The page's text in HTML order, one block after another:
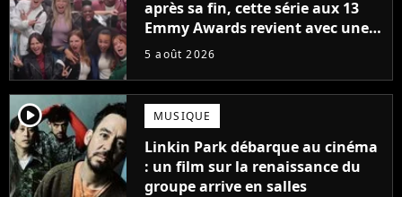
après sa fin, cette série aux 13
Emmy Awards revient avec une
suite... totalement différente
5 août 2026
player2 MUSIQUE
Linkin Park débarque au cinéma
: un film sur la renaissance du
groupe arrive en salles